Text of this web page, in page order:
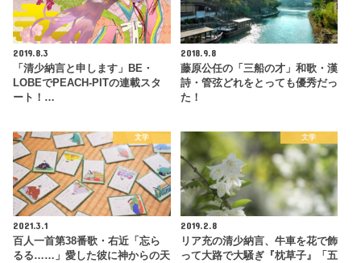
2019.8.3
「清少納言と申します」BE・
LOBEでPEACH-PITの連載スタ
ート！…
2018.9.8
藤原公任の「三船の才」和歌・漢
詩・管弦どれをとっても優秀だっ
た！
文学
2021.3.1
百人一首第38番歌・右近「忘ら
るる……」愛した彼に神からの天
文学
2019.2.8
リア充の清少納言、牛車を花で飾
って大路で大騒ぎ『枕草子』「五